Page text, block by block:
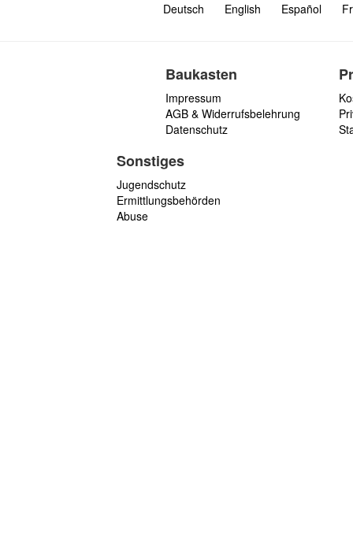
Deutsch English Español
Baukasten
Impressum
AGB & Widerrufsbelehrung
Datenschutz
Sonstiges
Jugendschutz
Ermittlungsbehörden
Abuse